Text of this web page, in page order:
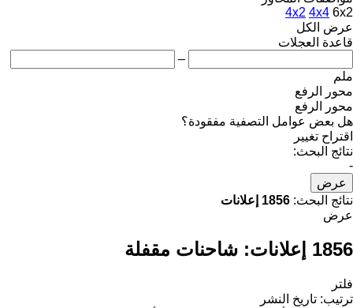
4x2 4x4 6x2
عرض الكل
قاعدة العجلات
–
ملم
محور الرفع
محور الرفع
هل بعض عوامل التصفية مفقودة؟
اقتراح تغيير
نتائج البحث:
-
عرض
نتائج البحث: 1856 إعلانات
عرض
1856 إعلانات: شاحنات مقفلة
فلتر
ترتيب: تاريخ النشر